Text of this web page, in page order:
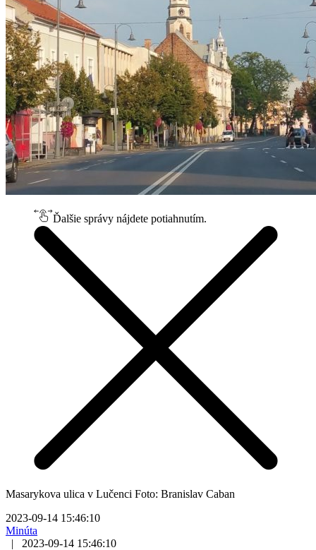
Ďalšie správy nájdete potiahnutím.
Masarykova ulica v Lučenci Foto: Branislav Caban
2023-09-14 15:46:10
Minúta
|
2023-09-14 15:46:10